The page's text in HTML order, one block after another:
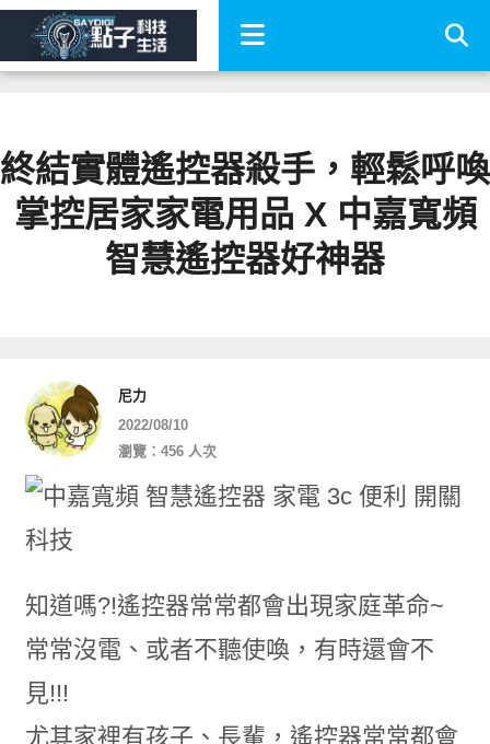
終結實體遙控器殺手，輕鬆呼喚
掌控居家家電用品 X 中嘉寬頻
智慧遙控器好神器
尼力
2022/08/10
瀏覽：456 人次
知道嗎?!遙控器常常都會出現家庭革命~
常常沒電、或者不聽使喚，有時還會不
見!!!
尤其家裡有孩子、長輩，遙控器常常都會